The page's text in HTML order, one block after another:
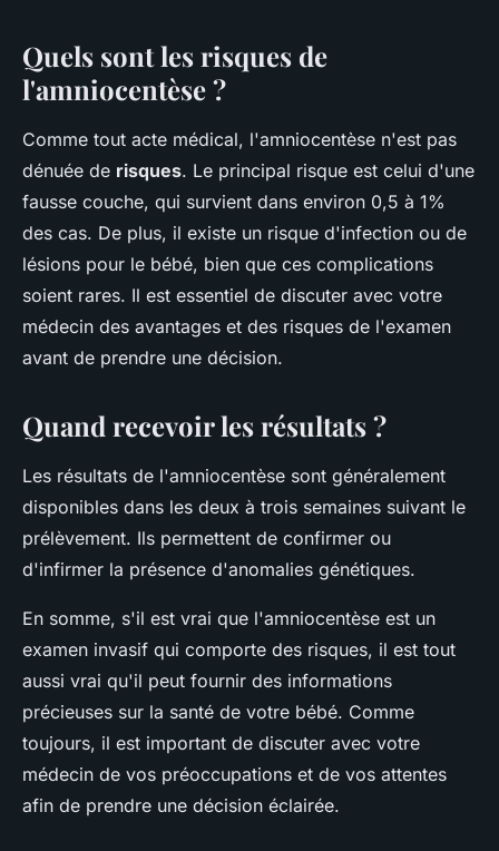
Quels sont les risques de
l'amniocentèse ?
Comme tout acte médical, l'amniocentèse n'est pas
dénuée de risques. Le principal risque est celui d'une
fausse couche, qui survient dans environ 0,5 à 1%
des cas. De plus, il existe un risque d'infection ou de
lésions pour le bébé, bien que ces complications
soient rares. Il est essentiel de discuter avec votre
médecin des avantages et des risques de l'examen
avant de prendre une décision.
Quand recevoir les résultats ?
Les résultats de l'amniocentèse sont généralement
disponibles dans les deux à trois semaines suivant le
prélèvement. Ils permettent de confirmer ou
d'infirmer la présence d'anomalies génétiques.
En somme, s'il est vrai que l'amniocentèse est un
examen invasif qui comporte des risques, il est tout
aussi vrai qu'il peut fournir des informations
précieuses sur la santé de votre bébé. Comme
toujours, il est important de discuter avec votre
médecin de vos préoccupations et de vos attentes
afin de prendre une décision éclairée.